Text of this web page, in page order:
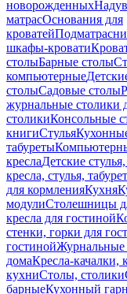
новорожденных
матрасОснования для
кроватей
шкафы-кровати
столыБарные столы
компьютерные
столыСадовые столы
журнальные столики
столикиКонсольные
книгиСтулья
табуреты
креслаДетские
кресла, стулья,
для кормленияКухня
модулиСтолешницы
кресла для гостиной
стенки, горки для
гостинойЖурнальные
домаКресла-качалки,
кухниСтолы, столики
барныеКухонный